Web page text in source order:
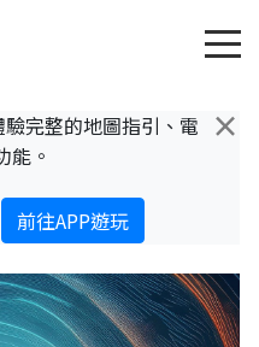
×
驗完整的地圖指引、電
能。
前往APP遊玩